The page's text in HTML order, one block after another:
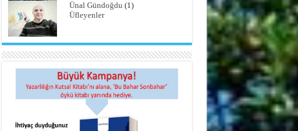
Ünal Gündoğdu (1)
Üfleyenler